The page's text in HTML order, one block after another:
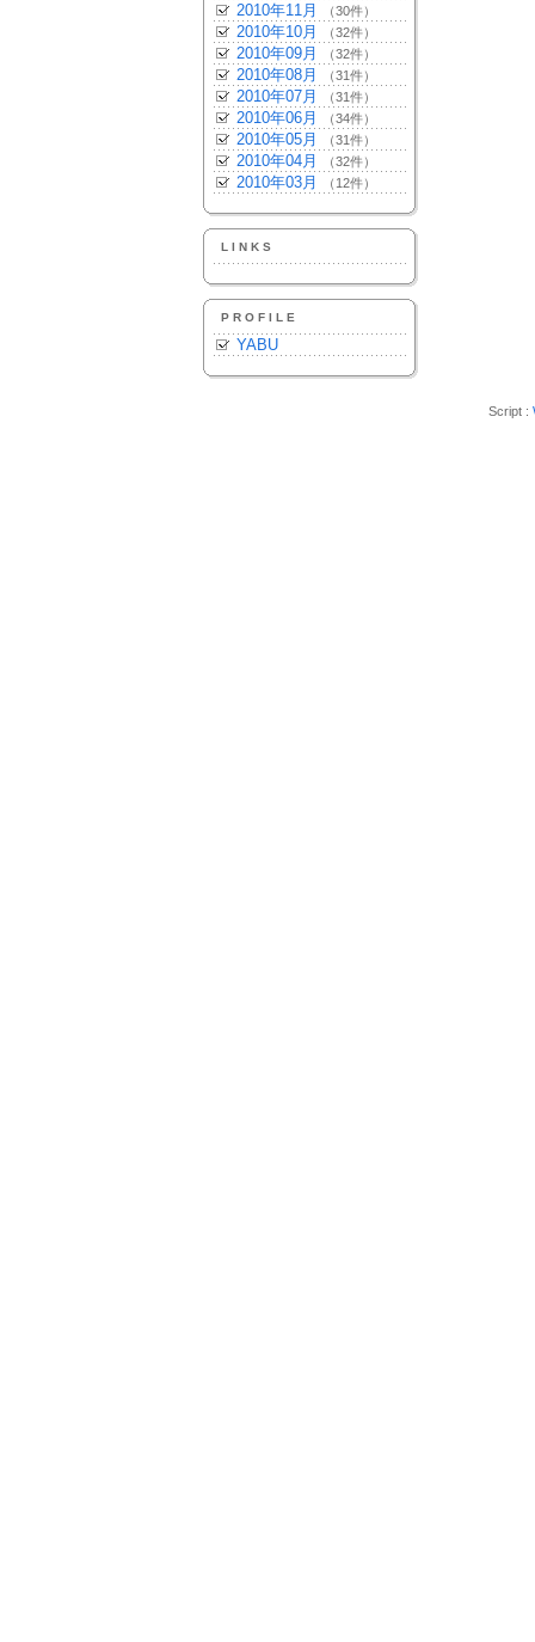
2010年11月 （30件）
2010年10月 （32件）
2010年09月 （32件）
2010年08月 （31件）
2010年07月 （31件）
2010年06月 （34件）
2010年05月 （31件）
2010年04月 （32件）
2010年03月 （12件）
LINKS
PROFILE
YABU
Script :